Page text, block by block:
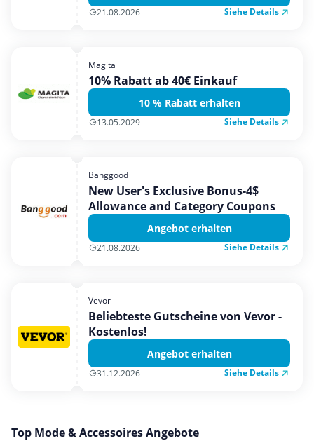
21.08.2026 Siehe Details
Magita
10% Rabatt ab 40€ Einkauf
10 % Rabatt erhalten
13.05.2029 Siehe Details
Banggood
New User's Exclusive Bonus-4$
Allowance and Category Coupons
Angebot erhalten
21.08.2026 Siehe Details
Vevor
Beliebteste Gutscheine von Vevor -
Kostenlos!
Angebot erhalten
31.12.2026 Siehe Details
Top Mode & Accessoires Angebote